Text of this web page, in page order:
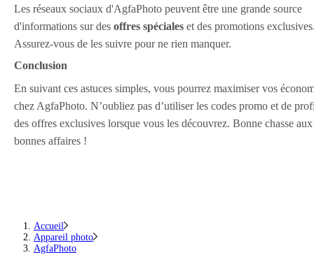
Les réseaux sociaux d'AgfaPhoto peuvent être une grande source
d'informations sur des offres spéciales et des promotions
Assurez-vous de les suivre pour ne rien manquer.
Conclusion
En suivant ces astuces simples, vous pourrez maximiser vos
chez AgfaPhoto. N’oubliez pas d’utiliser les codes promo et de
des offres exclusives lorsque vous les découvrez. Bonne chasse aux
bonnes affaires !
Accueil
Appareil photo
AgfaPhoto